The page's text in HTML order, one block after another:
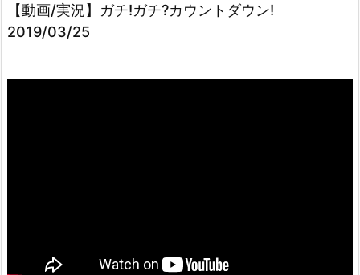
【動画/実況】ガチ!ガチ?カウントダウン!
2019/03/25